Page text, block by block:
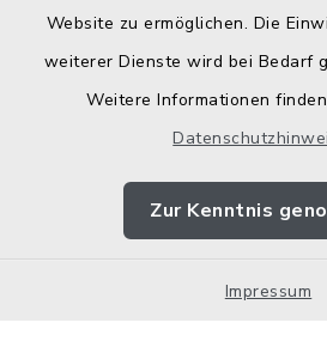
Website zu ermöglichen. Die
weiterer Dienste wird bei Bedarf
Weitere Informationen
Zur Kenntnis
Impressum
Impressum
Sitemap